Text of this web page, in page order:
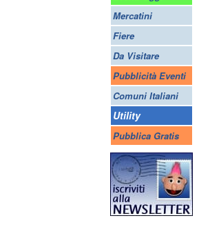
Mercatini
Fiere
Da Visitare
Pubblicità Eventi
Comuni Italiani
Utility
Pubblica Gratis